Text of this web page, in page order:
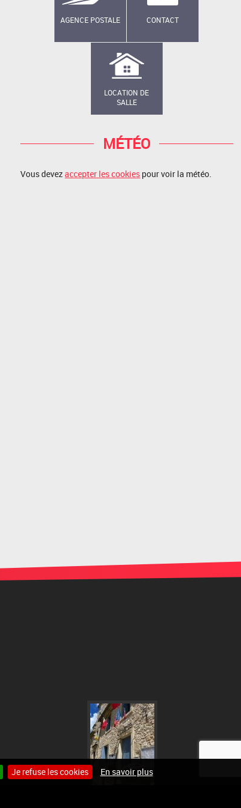
Je refuse les cookies En savoir plus
AGENCE POSTALE CONTACT
LOCATION DE
SALLE
MÉTÉO
Vous devezaccepter les cookies pour voir la météo.